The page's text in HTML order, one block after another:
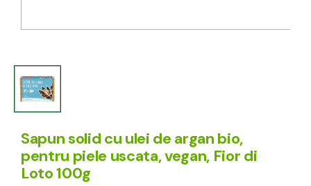
Sapun solid cu ulei de argan bio,
pentru piele uscata, vegan, Fior di
Loto 100g